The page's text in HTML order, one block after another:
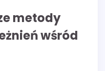
metody
wśród